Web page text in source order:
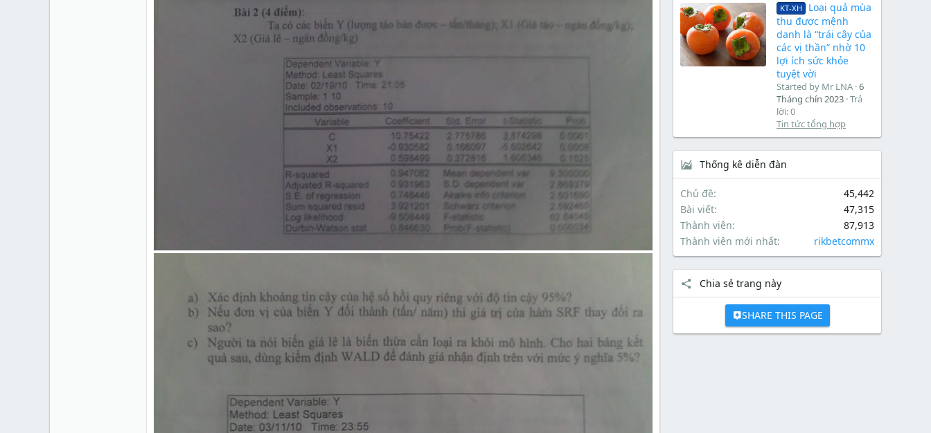
KT-XH
Loại quả mùa
thu được mệnh
danh là “trái cây của
các vị thần” nhờ 10
lợi ích sức khỏe
tuyệt vời
Started by Mr LNA 6
Tháng chín 2023 Trả
lời: 0
Tin tức tổng hợp
Thống kê diễn đàn
Chủ đề
45,442
Bài viết
47,315
Thành viên
87,913
Thành viên mới nhất
rikbetcommx
Chia sẻ trang này
SHARE THIS PAGE